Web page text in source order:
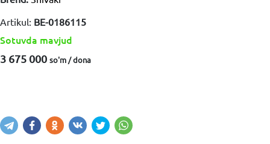
Artikul: BE-0186115
Sotuvda mavjud
3 675 000 so'm / dona